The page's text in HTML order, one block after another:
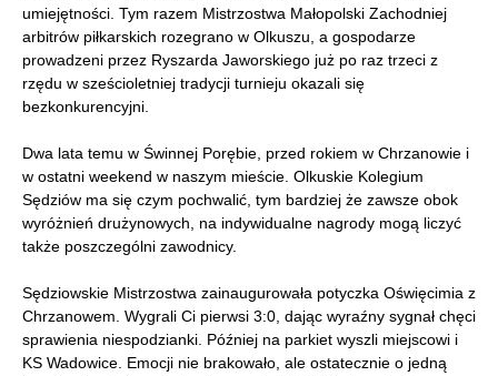
umiejętności. Tym razem Mistrzostwa Małopolski Zachodniej
arbitrów piłkarskich rozegrano w Olkuszu, a gospodarze
prowadzeni przez Ryszarda Jaworskiego już po raz trzeci z
rzędu w sześcioletniej tradycji turnieju okazali się
bezkonkurencyjni.
Dwa lata temu w Świnnej Porębie, przed rokiem w Chrzanowie i
w ostatni weekend w naszym mieście. Olkuskie Kolegium
Sędziów ma się czym pochwalić, tym bardziej że zawsze obok
wyróżnień drużynowych, na indywidualne nagrody mogą liczyć
także poszczególni zawodnicy.
Sędziowskie Mistrzostwa zainaugurowała potyczka Oświęcimia z
Chrzanowem. Wygrali Ci pierwsi 3:0, dając wyraźny sygnał chęci
sprawienia niespodzianki. Później na parkiet wyszli miejscowi i
KS Wadowice. Emocji nie brakowało, ale ostatecznie o jedną